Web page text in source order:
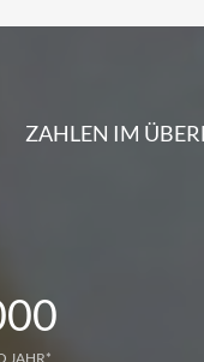
ZAHLEN IM
JAHR*